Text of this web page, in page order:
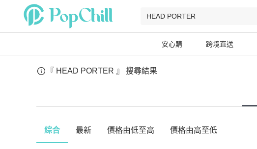
安心購 跨境直送
『 HEAD PORTER 』 搜尋結果
綜合 最新 價格由低至高 價格由高至低